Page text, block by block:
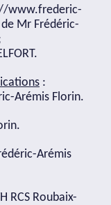
www.frederic-
Mr Frédéric-
:
Arémis Florin.
Arémis
RCS Roubaix-